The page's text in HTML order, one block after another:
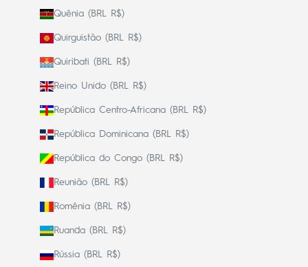
Quênia (BRL R$)
Quirguistão (BRL R$)
Quiribati (BRL R$)
Reino Unido (BRL R$)
República Centro-Africana (BRL R$)
República Dominicana (BRL R$)
República do Congo (BRL R$)
Reunião (BRL R$)
Romênia (BRL R$)
Ruanda (BRL R$)
Rússia (BRL R$)